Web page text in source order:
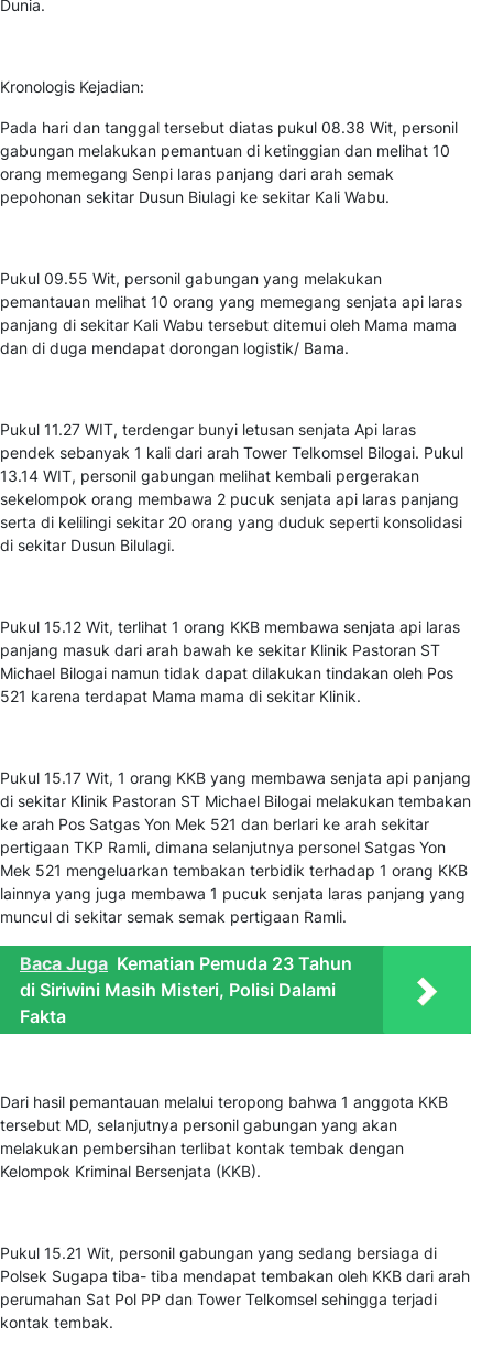
Dunia.
Kronologis Kejadian:
Pada hari dan tanggal tersebut diatas pukul 08.38 Wit, personil
gabungan melakukan pemantuan di ketinggian dan melihat 10
orang memegang Senpi laras panjang dari arah semak
pepohonan sekitar Dusun Biulagi ke sekitar Kali Wabu.
Pukul 09.55 Wit, personil gabungan yang melakukan
pemantauan melihat 10 orang yang memegang senjata api laras
panjang di sekitar Kali Wabu tersebut ditemui oleh Mama mama
dan di duga mendapat dorongan logistik/ Bama.
Pukul 11.27 WIT, terdengar bunyi letusan senjata Api laras
pendek sebanyak 1 kali dari arah Tower Telkomsel Bilogai. Pukul
13.14 WIT, personil gabungan melihat kembali pergerakan
sekelompok orang membawa 2 pucuk senjata api laras panjang
serta di kelilingi sekitar 20 orang yang duduk seperti konsolidasi
di sekitar Dusun Bilulagi.
Pukul 15.12 Wit, terlihat 1 orang KKB membawa senjata api laras
panjang masuk dari arah bawah ke sekitar Klinik Pastoran ST
Michael Bilogai namun tidak dapat dilakukan tindakan oleh Pos
521 karena terdapat Mama mama di sekitar Klinik.
Pukul 15.17 Wit, 1 orang KKB yang membawa senjata api panjang
di sekitar Klinik Pastoran ST Michael Bilogai melakukan tembakan
ke arah Pos Satgas Yon Mek 521 dan berlari ke arah sekitar
pertigaan TKP Ramli, dimana selanjutnya personel Satgas Yon
Mek 521 mengeluarkan tembakan terbidik terhadap 1 orang KKB
lainnya yang juga membawa 1 pucuk senjata laras panjang yang
muncul di sekitar semak semak pertigaan Ramli.
Baca Juga Kematian Pemuda 23 Tahun
di Siriwini Masih Misteri, Polisi Dalami
Fakta
Dari hasil pemantauan melalui teropong bahwa 1 anggota KKB
tersebut MD, selanjutnya personil gabungan yang akan
melakukan pembersihan terlibat kontak tembak dengan
Kelompok Kriminal Bersenjata (KKB).
Pukul 15.21 Wit, personil gabungan yang sedang bersiaga di
Polsek Sugapa tiba- tiba mendapat tembakan oleh KKB dari arah
perumahan Sat Pol PP dan Tower Telkomsel sehingga terjadi
kontak tembak.